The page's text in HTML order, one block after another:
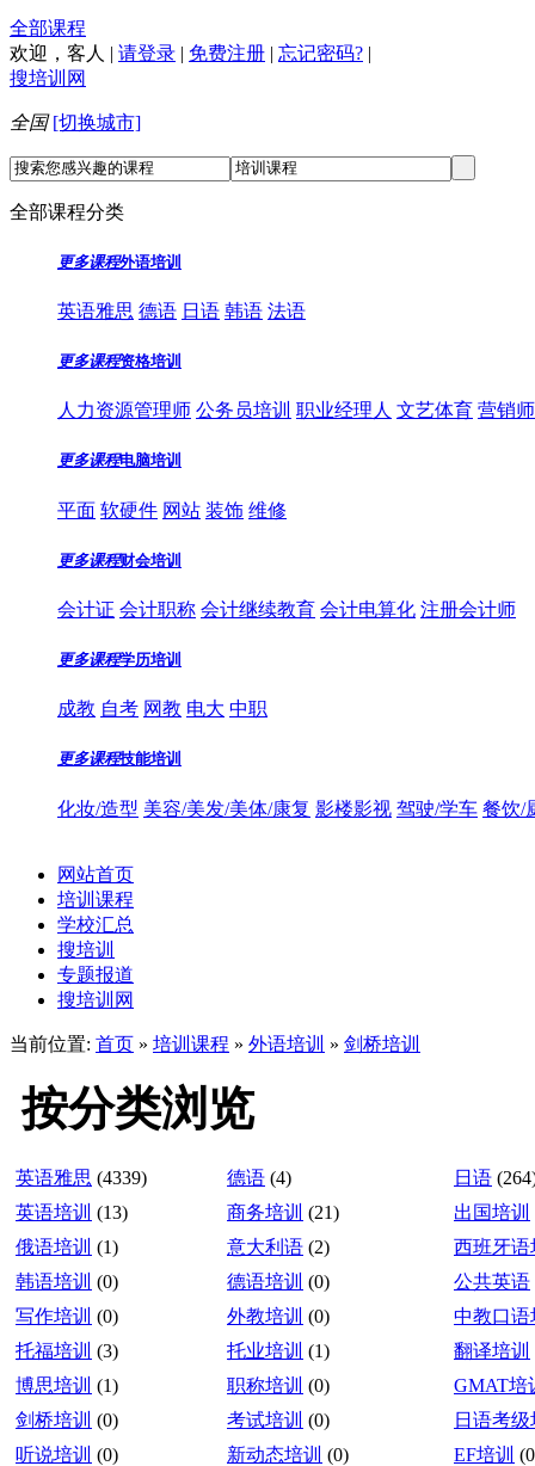
全部课程
欢迎， 客人 | 请登录 | 免费注册 | 忘记密码? |
搜培训网
全国 [切换城市]
全部课程分类
更多课程外语培训
英语雅思 德语 日语 韩语 法语
更多课程资格培训
人力资源管理师 公务员培训 职业经理人 文艺体育 营销
更多课程电脑培训
平面 软硬件 网站 装饰 维修
更多课程财会培训
会计证 会计职称 会计继续教育 会计电算化 注册会计师
更多课程学历培训
成教 自考 网教 电大 中职
更多课程技能培训
化妆/造型 美容/美发/美体/康复 影楼影视 驾驶/学车 餐饮/
网站首页
培训课程
学校汇总
搜培训
专题报道
搜培训网
当前位置: 首页 » 培训课程 » 外语培训 » 剑桥培训
按分类浏览
英语雅思 (4339) 德语 (4) 日语
英语培训 (13) 商务培训 (21)
出国培训
俄语培训 (1) 意大利语 (2)
西班牙语
韩语培训 (0) 德语培训 (0)
公共英语
写作培训 (0) 外教培训 (0)
中教口语
托福培训 (3) 托业培训 (1)
翻译培训
博思培训 (1) 职称培训 (0)
GMAT培
剑桥培训 (0) 考试培训 (0)
日语考
听说培训 (0) 新动态培训 (0) EF培训